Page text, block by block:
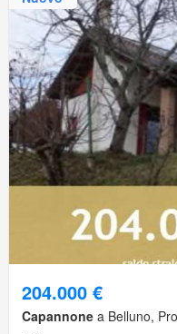
204.000 €
Capannone a Belluno,